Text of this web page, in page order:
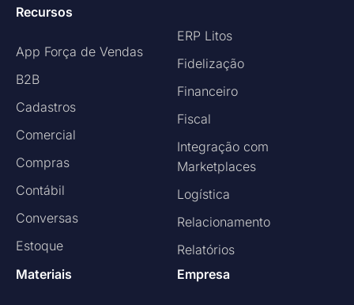
Recursos
App Força de Vendas
B2B
Cadastros
Comercial
Compras
Contábil
Conversas
Estoque
ERP Litos
Fidelização
Financeiro
Fiscal
Integração com
Marketplaces
Logística
Relacionamento
Relatórios
Materiais
Empresa